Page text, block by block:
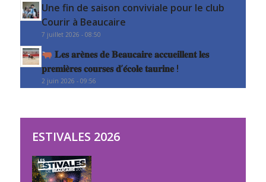
Une fin de saison conviviale pour le club
Courir à Beaucaire
7 juillet 2026 - 08:50
𝐋𝐞𝐬 𝐚𝐫𝐞̀𝐧𝐞𝐬 𝐝𝐞 𝐁𝐞𝐚𝐮𝐜𝐚𝐢𝐫𝐞 𝐚𝐜𝐜𝐮𝐞𝐢𝐥𝐥𝐞𝐧𝐭 𝐥𝐞𝐬
𝐩𝐫𝐞𝐦𝐢𝐞̀𝐫𝐞𝐬 𝐜𝐨𝐮𝐫𝐬𝐞𝐬 𝐝’𝐞́𝐜𝐨𝐥𝐞 𝐭𝐚𝐮𝐫𝐢𝐧𝐞 !
2 juin 2026 - 09:56
ESTIVALES 2026